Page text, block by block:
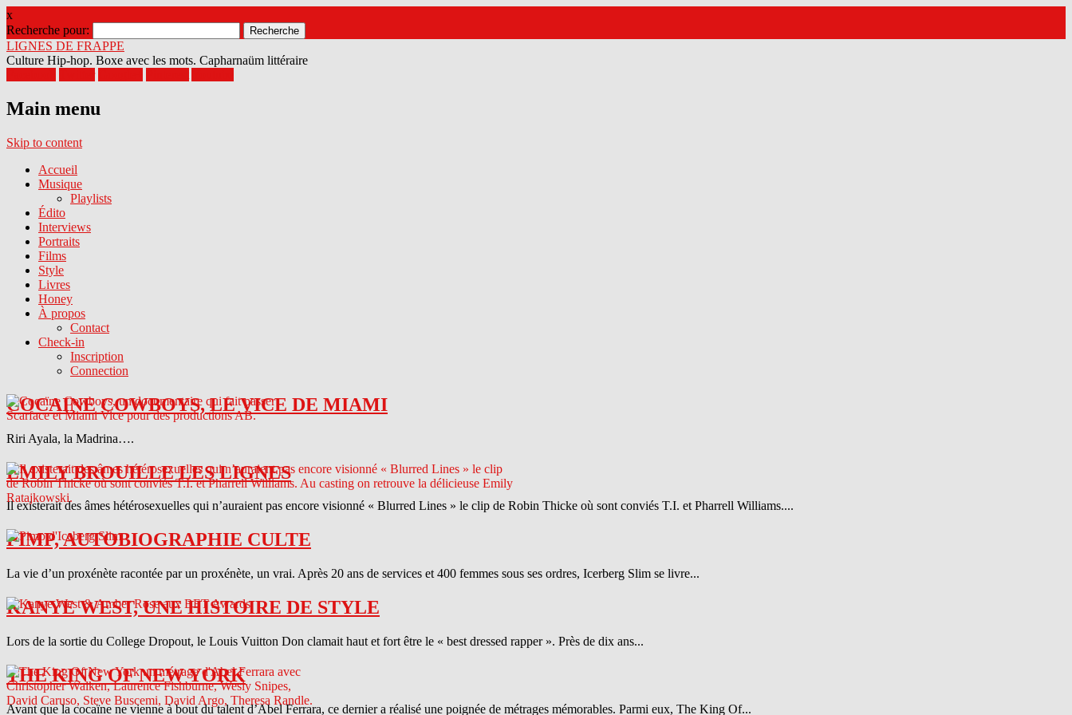
x
Recherche pour:
LIGNES DE FRAPPE
Culture Hip-hop. Boxe avec les mots. Capharnaüm littéraire
Main menu
Skip to content
Accueil
Musique
Playlists
Édito
Interviews
Portraits
Films
Style
Livres
Honey
À propos
Contact
Check-in
Inscription
Connection
COCAINE COWBOYS, LE VICE DE MIAMI
Riri Ayala, la Madrina….
EMILY BROUILLE LES LIGNES
Il existerait des âmes hétérosexuelles qui n’auraient pas encore visionné « Blurred Lines » le clip de Robin Thicke où sont conviés T.I. et Pharrell Williams....
PIMP, AUTOBIOGRAPHIE CULTE
La vie d’un proxénète racontée par un proxénète, un vrai. Après 20 ans de services et 400 femmes sous ses ordres, Icerberg Slim se livre...
KANYE WEST, UNE HISTOIRE DE STYLE
Lors de la sortie du College Dropout, le Louis Vuitton Don clamait haut et fort être le « best dressed rapper ». Près de dix ans...
THE KING OF NEW YORK
Avant que la cocaïne ne vienne à bout du talent d’Abel Ferrara, ce dernier a réalisé une poignée de métrages mémorables. Parmi eux, The King Of...